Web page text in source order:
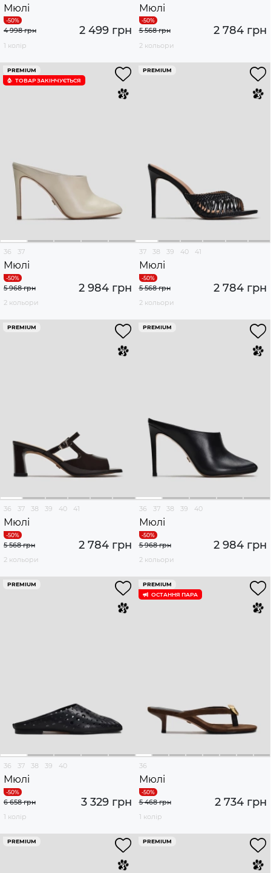
Мюлі
2 499 грн
4 998 грн
1 колір
Мюлі
2 784 грн
5 568 грн
2 кольори
PREMIUM
ТОВАР ЗАКІНЧУЄTЬСЯ
36 37
Мюлі
2 984 грн
5 968 грн
2 кольори
PREMIUM
37 38 39 40 41
Мюлі
2 784 грн
5 568 грн
2 кольори
PREMIUM
36 37 38 39 40 41
Мюлі
2 784 грн
5 568 грн
2 кольори
PREMIUM
36 37 38 39 40
Мюлі
2 984 грн
5 968 грн
2 кольори
PREMIUM
36 37 38 39 40
Мюлі
3 329 грн
6 658 грн
1 колір
PREMIUM
ОСТАННЯ ПАРА
36
Мюлі
2 734 грн
5 468 грн
1 колір
PREMIUM PREMIUM